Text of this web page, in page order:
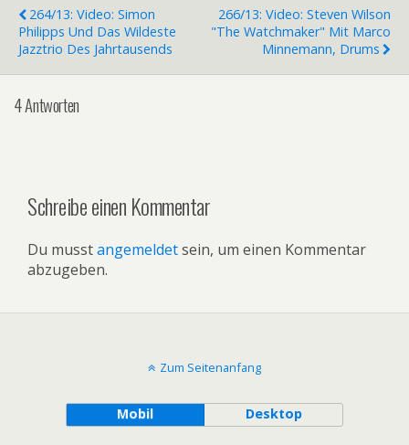
264/13: Video: Simon
Philipps Und Das Wildeste
Jazztrio Des Jahrtausends
266/13: Video: Steven Wilson
"The Watchmaker" Mit Marco
Minnemann, Drums
4 Antworten
Schreibe einen Kommentar
Du musstangemeldetsein, um einen Kommentar
abzugeben.
Zum Seitenanfang
Mobil Desktop